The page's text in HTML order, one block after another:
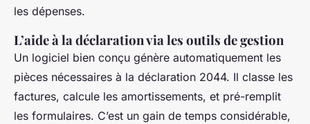
les dépenses.
L’aide à la déclaration via les outils de gestion
Un logiciel bien conçu génère automatiquement les
pièces nécessaires à la déclaration 2044. Il classe les
factures, calcule les amortissements, et pré-remplit
les formulaires. C’est un gain de temps considérable,